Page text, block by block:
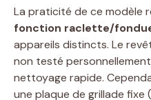
La praticité de ce modèle
fonction raclette/
appareils distincts. Le
non testé
nettoyage rapide.
une plaque de grillade fixe